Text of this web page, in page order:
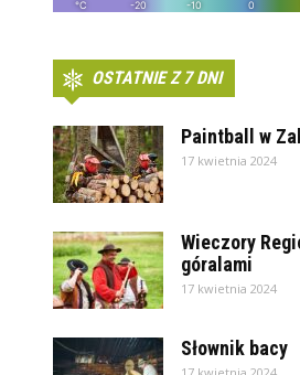
OSTATNIE Z 7 DNI
Paintball w
17 kwietnia 2024
Wieczory
góralami
17 kwietnia 2024
Słownik bacy